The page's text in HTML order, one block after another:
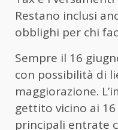
Restano inclusi
obblighi per chi
Sempre il 16
con possibilità di
maggiorazione.
gettito vicino ai
principali entrate